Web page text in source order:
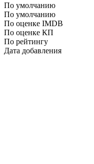
По умолчанию
По умолчанию
По оценке IMDB
По оценке КП
По рейтингу
Дата добавления